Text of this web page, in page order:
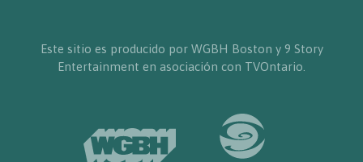
Este sitio es producido por WGBH Boston y 9 Story
Entertainment en asociación con TVOntario.